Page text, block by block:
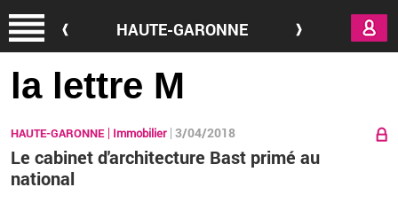
HAUTE-GARONNE
la lettre M
HAUTE-GARONNE Immobilier 3/04/2018
Le cabinet d'architecture Bast primé au
national